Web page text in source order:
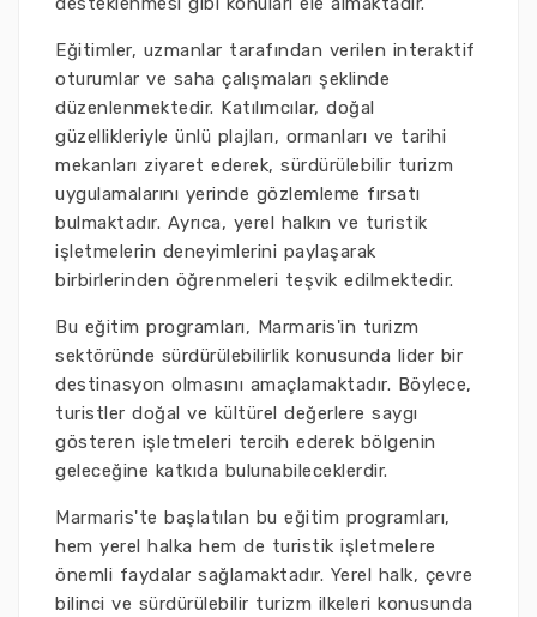
Eğitimler, uzmanlar tarafından verilen interaktif
oturumlar ve saha çalışmaları şeklinde
düzenlenmektedir. Katılımcılar, doğal
güzellikleriyle ünlü plajları, ormanları ve tarihi
mekanları ziyaret ederek, sürdürülebilir turizm
uygulamalarını yerinde gözlemleme fırsatı
bulmaktadır. Ayrıca, yerel halkın ve turistik
işletmelerin deneyimlerini paylaşarak
birbirlerinden öğrenmeleri teşvik edilmektedir.
Bu eğitim programları, Marmaris'in turizm
sektöründe sürdürülebilirlik konusunda lider bir
destinasyon olmasını amaçlamaktadır. Böylece,
turistler doğal ve kültürel değerlere saygı
gösteren işletmeleri tercih ederek bölgenin
geleceğine katkıda bulunabileceklerdir.
Marmaris'te başlatılan bu eğitim programları,
hem yerel halka hem de turistik işletmelere
önemli faydalar sağlamaktadır. Yerel halk, çevre
bilinci ve sürdürülebilir turizm ilkeleri konusunda